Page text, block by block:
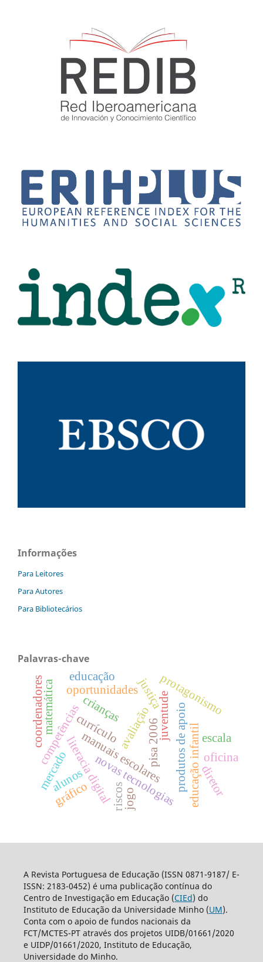
Informações
Para Leitores
Para Autores
Para Bibliotecários
Palavras-chave
produtos de apoio
avaliação
currículo
manuais escolares
competências pisa 2006
literacia digital
juventude
crianças
novas tecnologias
riscos
oportunidades
jogo educação infantil
protagonismo
escala
gráfico
matemática
oficina
mercado
justiça
educação
alunos
coordenadores
diretor
A Revista Portuguesa de Educação (ISSN 0871-9187/ E-
ISSN: 2183-0452) é uma publicação contínua do
Centro de Investigação em Educação (CIEd) do
Instituto de Educação da Universidade Minho (UM).
Conta com o apoio de fundos nacionais da
FCT/MCTES-PT através dos projetos UIDB/01661/2020
e UIDP/01661/2020, Instituto de Educação,
Universidade do Minho.